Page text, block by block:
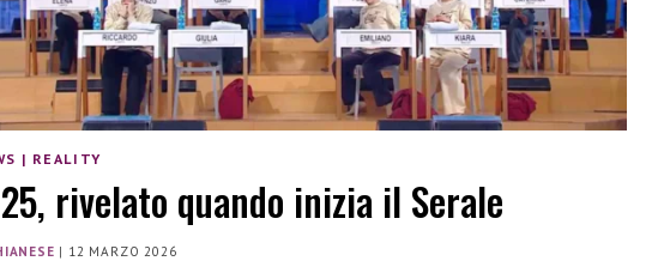
| REALITY
rivelato quando inizia il Serale
| 12 MARZO 2026